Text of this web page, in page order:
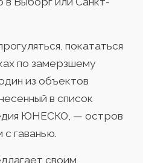
покататься
по замерзшему
из объектов
в список
ЮНЕСКО, — остров
гаванью.
своим